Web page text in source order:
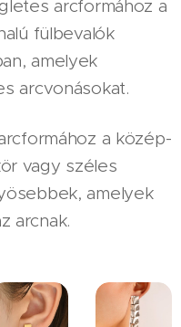
arcformához a
fülbevalók
amelyek
arcvonásokat.
a közép-
vagy széles
amelyek
arcnak.